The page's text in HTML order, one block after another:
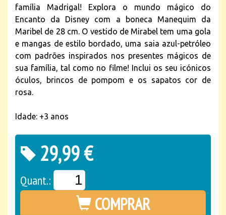
família Madrigal! Explora o mundo mágico do
Encanto da Disney com a boneca Manequim da
Maribel de 28 cm. O vestido de Mirabel tem uma gola
e mangas de estilo bordado, uma saia azul-petróleo
com padrões inspirados nos presentes mágicos de
sua família, tal como no filme! Inclui os seu icónicos
óculos, brincos de pompom e os sapatos cor de
rosa.
Idade: +3 anos
29,99 €
Quant.:
COMPRAR